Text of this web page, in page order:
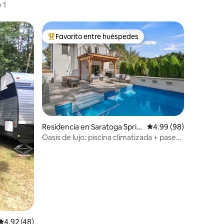
promedio: 4.92 de 5; 48 evaluaciones
4.92 (48)
De los mejores en Favorito entre huéspedes
Favorito entre huéspedes
Residencia en Saratoga Sprin
gs
Calificación
4.99 (98)
Oasis de lujo: piscina climatizada + paseo